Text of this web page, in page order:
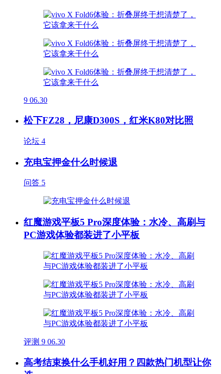
9 06.30
松下FZ28，尼康D300S，红米K80对比照
论坛 4
充电宝押金什么时候退
问答 5
红魔游戏平板5 Pro深度体验：水冷、高刷与
PC游戏体验都装进了小平板
评测 9 06.30
高考结束换什么手机好用？四款热门机型让你